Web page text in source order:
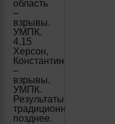
область
–
взрывы.
УМПК.
4.15
Херсон,
Константиновка
–
взрывы.
УМПК.
Результаты
традиционно
позднее.